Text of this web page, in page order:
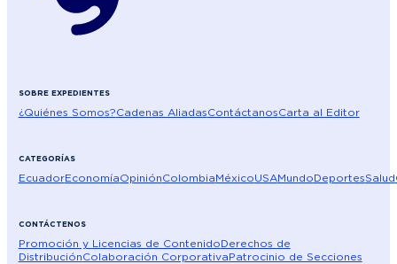
SOBRE EXPEDIENTES
¿Quiénes Somos?Cadenas AliadasContáctanosCarta al Editor
CATEGORÍAS
EcuadorEconomíaOpiniónColombiaMéxicoUSAMundoDeportesSalud
CONTÁCTENOS
Promoción y Licencias de ContenidoDerechos de
DistribuciónColaboración CorporativaPatrocinio de Secciones